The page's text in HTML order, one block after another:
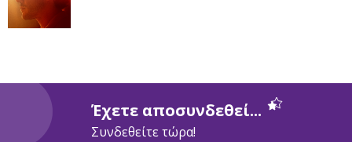
Έχετε αποσυνδεθεί...
Συνδεθείτε τώρα!